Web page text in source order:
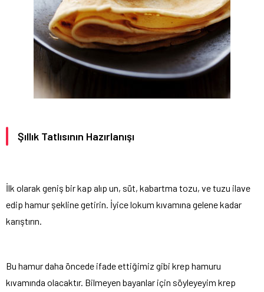
Şıllık Tatlısının Hazırlanışı
İlk olarak geniş bir kap alıp un, süt, kabartma tozu, ve tuzu ilave
edip hamur şekline getirin. İyice lokum kıvamına gelene kadar
karıştırın.
Bu hamur daha öncede ifade ettiğimiz gibi krep hamuru
kıvamında olacaktır. Bilmeyen bayanlar için söyleyeyim krep